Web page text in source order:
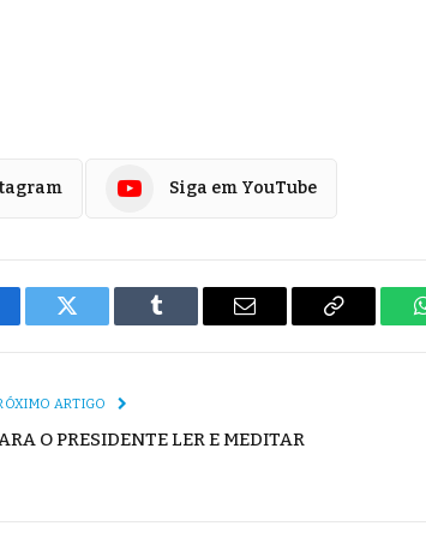
Siga em YouTube
Twitter Tumblr
E-
Copiar
ARTIGO
O PRESIDENTE LER E MEDITAR